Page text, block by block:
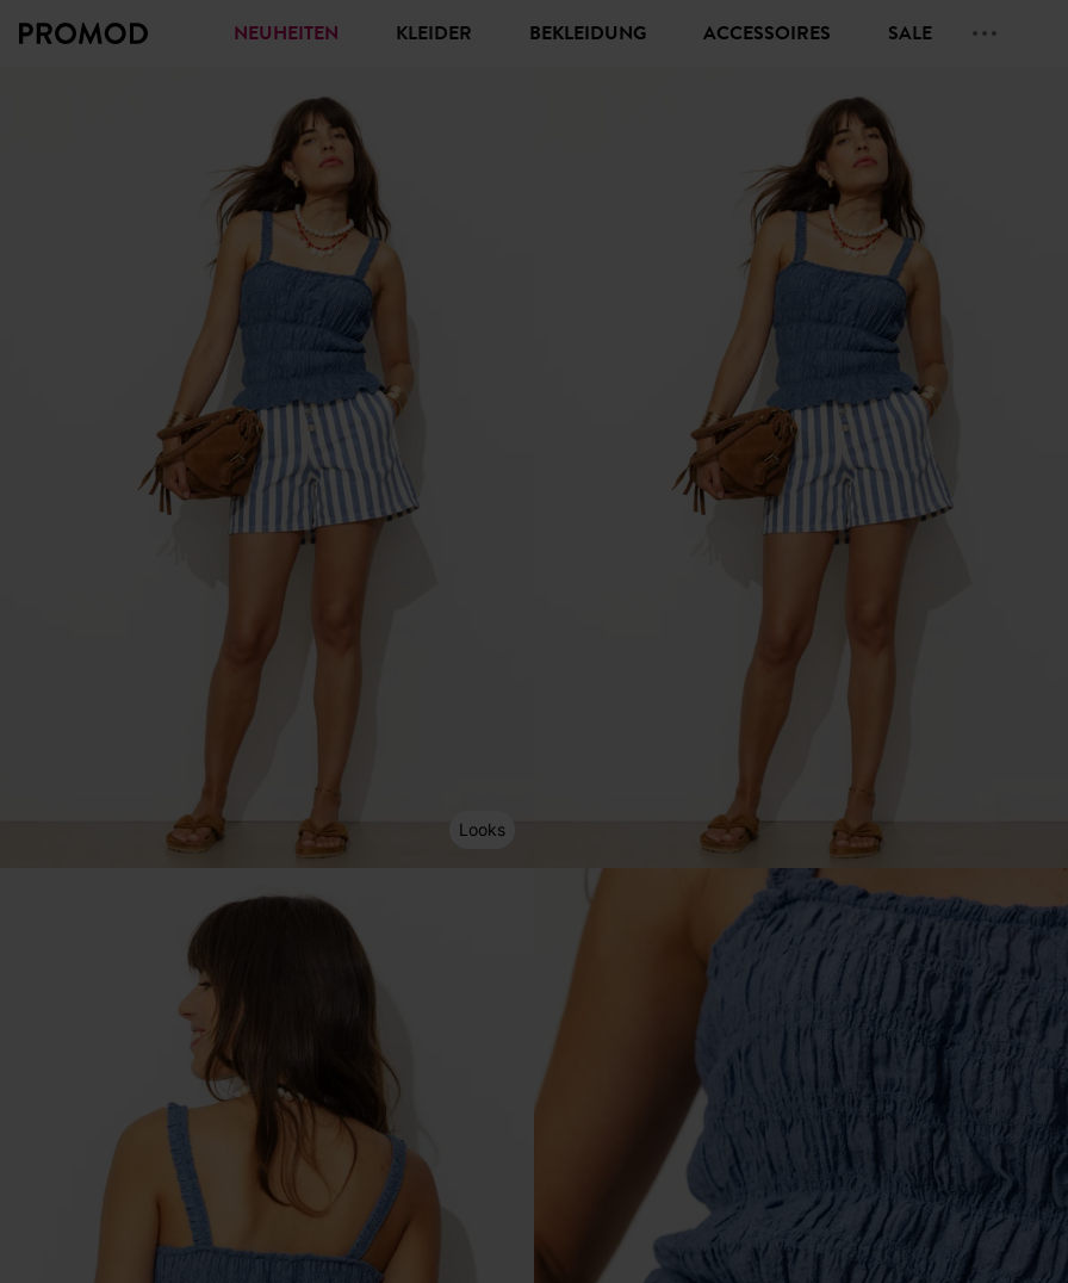
NEUHEITEN KLEIDER BEKLEIDUNG ACCESSOIRES SALE
Looks